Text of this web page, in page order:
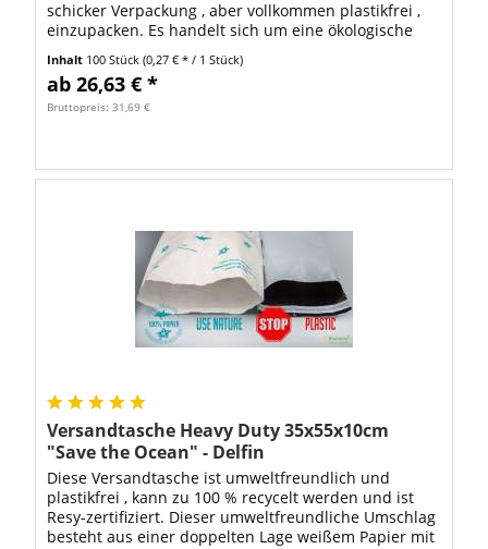
schicker Verpackung , aber vollkommen plastikfrei ,
einzupacken. Es handelt sich um eine ökologische
Inhalt 100 Stück(0,27 € * / 1 Stück)
ab 26,63 € *
Bruttopreis: 31,69 €
Versandtasche Heavy Duty 35x55x10cm
"Save the Ocean" - Delfin
Diese Versandtasche ist umweltfreundlich und
plastikfrei , kann zu 100 % recycelt werden und ist
Resy-zertifiziert. Dieser umweltfreundliche Umschlag
besteht aus einer doppelten Lage weißem Papier mit